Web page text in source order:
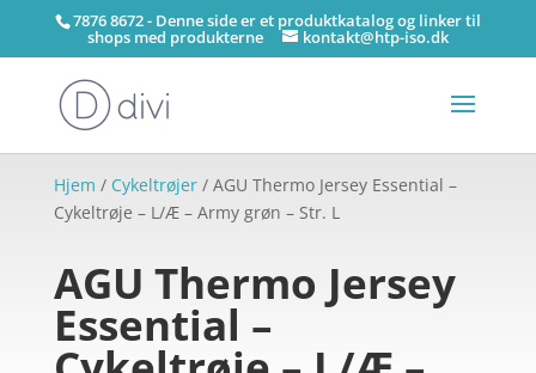
7876 8672 - Denne side er et produktkatalog og linker til
shops med produkterne kontakt@htp-iso.dk
Hjem / Cykeltrøjer/ AGU Thermo Jersey Essential –
Cykeltrøje – L/Æ – Army grøn – Str. L
AGU Thermo Jersey
Essential –